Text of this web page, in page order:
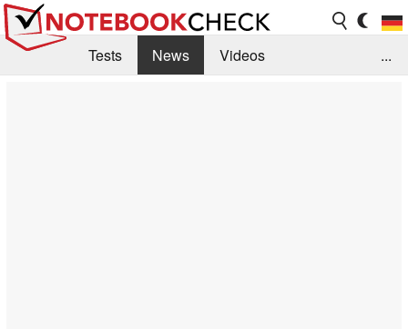
Tests News
Videos
...